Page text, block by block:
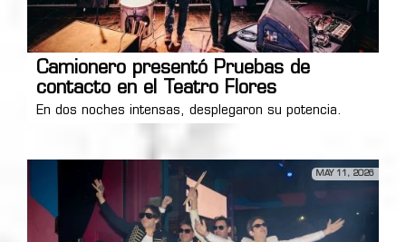
Camionero presentó Pruebas de
contacto en el Teatro Flores
En dos noches intensas, desplegaron su potencia.
MAY 11, 2026